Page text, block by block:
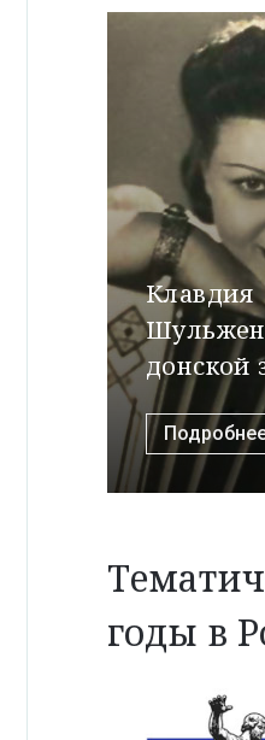
Клавдия
донской
годы в